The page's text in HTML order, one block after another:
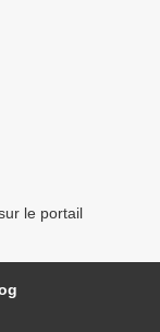
le portail